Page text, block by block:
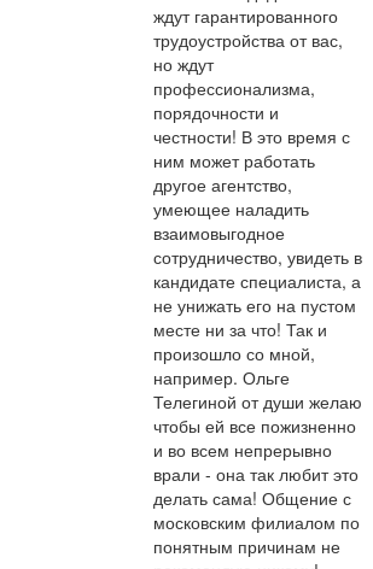
ждут гарантированного
трудоустройства от вас,
но ждут
профессионализма,
порядочности и
честности! В это время с
ним может работать
другое агентство,
умеющее наладить
взаимовыгодное
сотрудничество, увидеть в
кандидате специалиста, а
не унижать его на пустом
месте ни за что! Так и
произошло со мной,
например. Ольге
Телегиной от души желаю
чтобы ей все пожизненно
и во всем непрерывно
врали - она так любит это
делать сама! Общение с
московским филиалом по
понятным причинам не